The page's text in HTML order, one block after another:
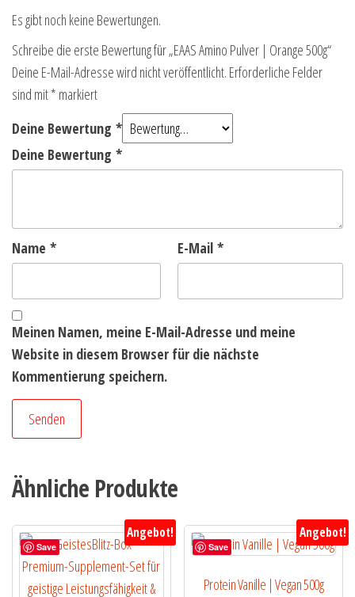
Es gibt noch keine Bewertungen.
Schreibe die erste Bewertung für „EAAS Amino Pulver | Orange 500g“
Deine E-Mail-Adresse wird nicht veröffentlicht. Erforderliche Felder
sind mit* markiert
Deine Bewertung *
Deine Bewertung *
Name * E-Mail *
Meinen Namen, meine E-Mail-Adresse und meine
Website in diesem Browser für die nächste
Kommentierung speichern.
Ähnliche Produkte
Save
Angebot!
Save
Angebot!
Protein Vanille | Vegan 500g